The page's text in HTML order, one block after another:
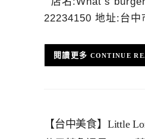
22234150 地址:台
CONTINUE
【台中美食】Little